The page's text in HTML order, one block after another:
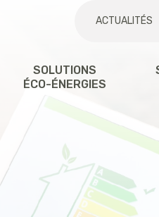
ACTUALITÉS
SOLUTIONS
ÉCO-ÉNERGIES